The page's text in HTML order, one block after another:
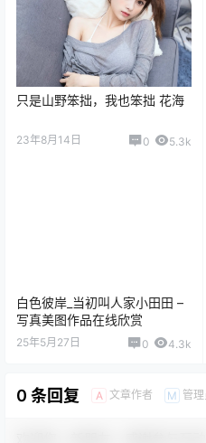
只是山野笨拙，我也笨拙 花海
23年8月14日 0 5.3k
白色彼岸_当初叫人家小田田 –
写真美图作品在线欣赏
25年5月27日 0 4.3k
0 条回复 A 文章作者 M 管理